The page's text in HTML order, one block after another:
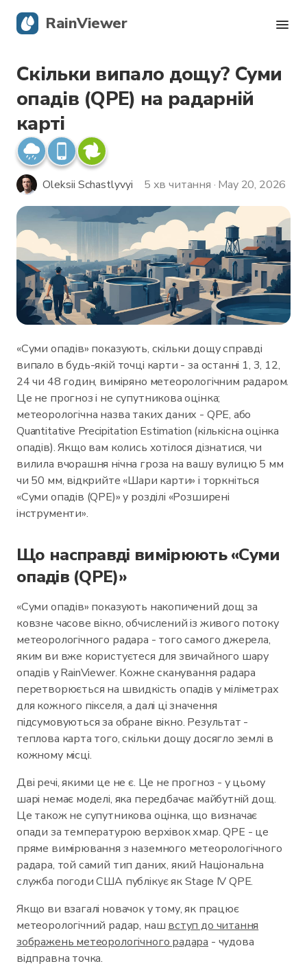
Скільки випало дощу? Суми
опадів (QPE) на радарній
карті
Oleksii Schastlyvyi 5 хв читання · May 20, 2026
«Суми опадів» показують, скільки дощу справді
випало в будь-якій точці карти - за останні 1, 3, 12,
24 чи 48 годин, виміряно метеорологічним радаром.
Це не прогноз і не супутникова оцінка;
метеорологічна назва таких даних - QPE, або
Quantitative Precipitation Estimation (кількісна оцінка
опадів). Якщо вам колись хотілося дізнатися, чи
вилила вчорашня нічна гроза на вашу вулицю 5 мм
чи 50 мм, відкрийте «Шари карти» і торкніться
«Суми опадів (QPE)» у розділі «Розширені
інструменти».
Що насправді вимірюють «Суми
опадів (QPE)»
«Суми опадів» показують накопичений дощ за
ковзне часове вікно, обчислений із живого потоку
метеорологічного радара - того самого джерела,
яким ви вже користуєтеся для звичайного шару
опадів у RainViewer. Кожне сканування радара
перетворюється на швидкість опадів у міліметрах
для кожного пікселя, а далі ці значення
підсумовуються за обране вікно. Результат -
теплова карта того, скільки дощу досягло землі в
кожному місці.
Дві речі, якими це не є. Це не прогноз - у цьому
шарі немає моделі, яка передбачає майбутній дощ.
Це також не супутникова оцінка, що визначає
опади за температурою верхівок хмар. QPE - це
пряме вимірювання з наземного метеорологічного
радара, той самий тип даних, який Національна
служба погоди США публікує як Stage IV QPE.
Якщо ви взагалі новачок у тому, як працює
метеорологічний радар, наш вступ до читання
зображень метеорологічного радара - чудова
відправна точка.
RainViewer
Карта опадів
Тропічні циклони
Сповіщення про небезпечні явища
Блог
Завантажити додаток